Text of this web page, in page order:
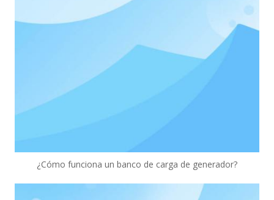
¿Cómo funciona un banco de carga de generador?